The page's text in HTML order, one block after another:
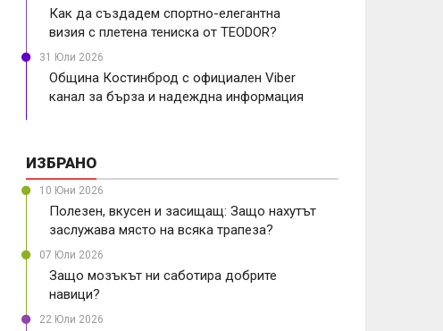
Как да създадем спортно-елегантна
визия с плетена тениска от TEODOR?
31 Юли 2026
Община Костинброд с официален Viber
канал за бърза и надеждна информация
ИЗБРАНО
10 Юни 2026
Полезен, вкусен и засищащ: Защо нахутът
заслужава място на всяка трапеза?
07 Юли 2026
Защо мозъкът ни саботира добрите
навици?
22 Юли 2026